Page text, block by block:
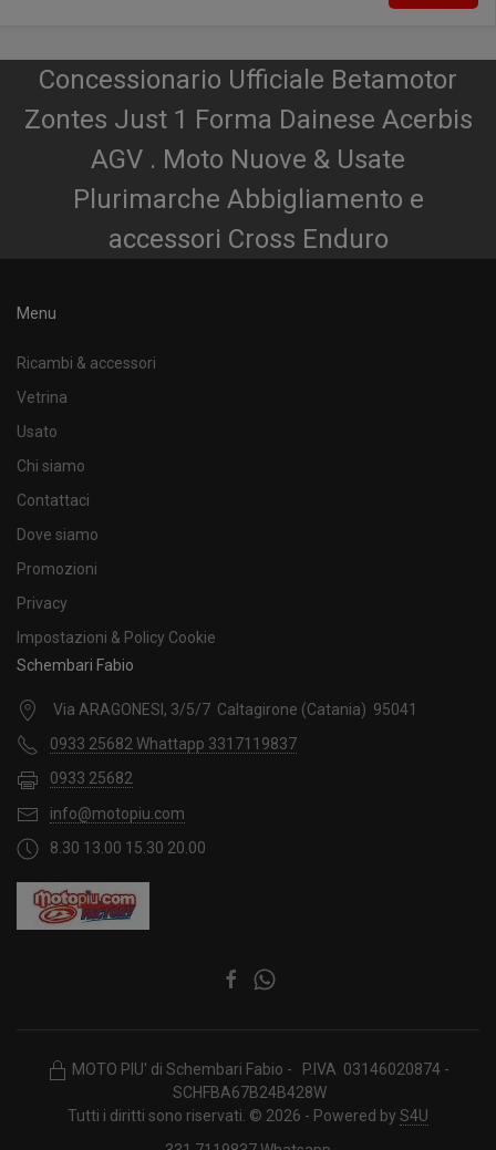
Concessionario Ufficiale Betamotor
Zontes Just 1 Forma Dainese Acerbis
AGV . Moto Nuove & Usate
Plurimarche Abbigliamento e
accessori Cross Enduro
Menu
Ricambi & accessori
Vetrina
Usato
Chi siamo
Contattaci
Dove siamo
Promozioni
Privacy
Impostazioni & Policy Cookie
Schembari Fabio
Via ARAGONESI, 3/5/7 Caltagirone (Catania) 95041
0933 25682 Whattapp 3317119837
0933 25682
info@motopiu.com
8.30 13.00 15.30 20.00
MOTO PIU' di Schembari Fabio - P.IVA 03146020874 -
SCHFBA67B24B428W
Tutti i diritti sono riservati. © 2026 - Powered by S4U